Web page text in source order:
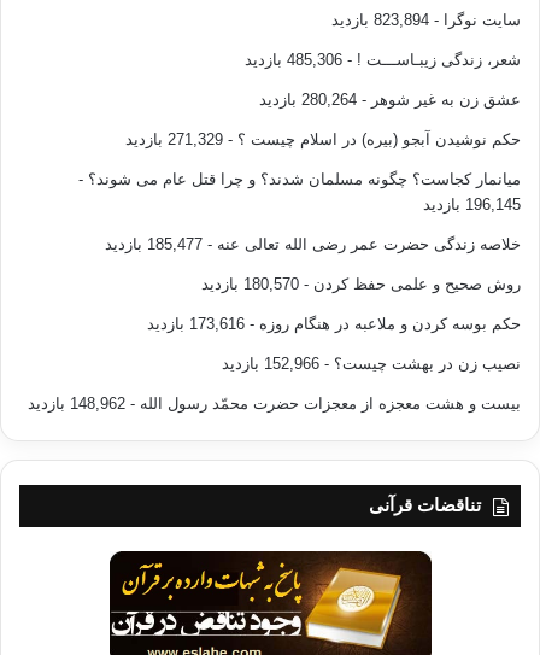
سایت نوگرا - 823,894 بازدید
شعر، زندگی زیبـاســـت ! - 485,306 بازدید
عشق زن به غیر شوهر - 280,264 بازدید
حکم نوشیدن آبجو (بیره) در اسلام چیست ؟ - 271,329 بازدید
میانمار کجاست؟ چگونه مسلمان شدند؟ و چرا قتل عام می شوند؟ -
196,145 بازدید
خلاصه زندگی حضرت عمر رضی الله تعالی عنه - 185,477 بازدید
روش صحیح و علمی حفظ کردن - 180,570 بازدید
حکم بوسه کردن و ملاعبه در هنگام روزه - 173,616 بازدید
نصیب زن در بهشت چیست؟ - 152,966 بازدید
بیست و هشت معجزه از معجزات حضرت محمّد رسول الله - 148,962 بازدید
تناقضات قرآنی